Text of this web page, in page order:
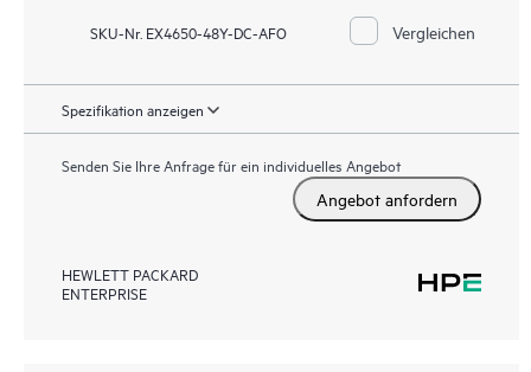
SKU-Nr. EX4650-48Y-DC-AFO Vergleichen
Spezifikation anzeigen
Senden Sie Ihre Anfrage für ein individuelles Angebot
Angebot anfordern
HEWLETT PACKARD
ENTERPRISE